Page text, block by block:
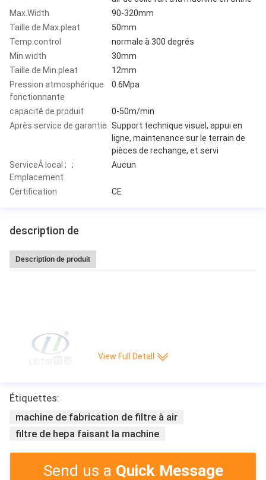
Max.Width
90-320mm
Taille de Max.pleat
50mm
Temp.control
normale à 300 degrés
Min.width
30mm
Taille de Min.pleat
12mm
Pression atmosphérique
fonctionnante
0.6Mpa
capacité de produit
0-50m/min
Après service de garantie Support technique visuel, appui en
ligne, maintenance sur le terrain de
pièces de rechange, et servi
ServiceÂ local ; ;
Emplacement
Aucun
Certification CE
description de
Description de produit
View Full Detall
Étiquettes:
machine de fabrication de filtre à air
filtre de hepa faisant la machine
Send us a Quick Message